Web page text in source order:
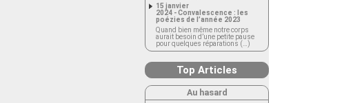
15 janvier
2024 - Convalescence : les
poézies de l’année 2023
Quand bien même notre corps
aurait besoin d’une petite pause
pour quelques réparations (…)
Top Articles
Au hasard